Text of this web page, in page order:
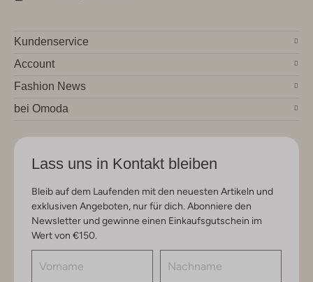
Kundenservice
Account
Fashion News
bei Omoda
Lass uns in Kontakt bleiben
Bleib auf dem Laufenden mit den neuesten Artikeln und
exklusiven Angeboten, nur für dich. Abonniere den
Newsletter und gewinne einen Einkaufsgutschein im
Wert von €150.